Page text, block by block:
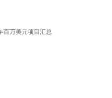
万美元项目汇总